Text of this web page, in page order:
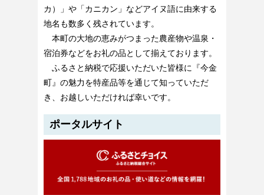
カ）」や「カニカン」などアイヌ語に由来する
地名も数多く残されています。
本町の大地の恵みがつまった農産物や温泉・
宿泊券などをお礼の品として揃えております。
ふるさと納税で応援いただいた皆様に『今金
町』の魅力を特産品等を通じて知っていただ
き、お越しいただければ幸いです。
ポータルサイト